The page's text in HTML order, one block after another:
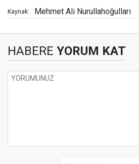
Kaynak: Mehmet Ali Nurullahoğulları
HABERE YORUM KAT